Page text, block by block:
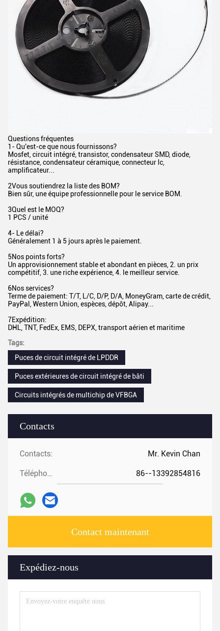
Contacts
Contacts: Mr. Kevin Chan
Téléphone: 86--13392854816
Contact maintenant
Expédiez-nous
Questions fréquentes
1- Qu'est-ce que nous fournissons?
Mosfet, circuit intégré, transistor, condensateur SMD, diode,
résistance, condensateur céramique, connecteur Ic,
amplificateur...
2Vous soutiendrez la liste des BOM?
Bien sûr, une équipe professionnelle pour le service BOM.
3Quel est le MOQ?
1 PCS / unité
4- Le délai?
Généralement 1 à 5 jours après le paiement.
5Nos points forts?
Un approvisionnement stable et abondant en pièces, 2. un prix
compétitif, 3. une riche expérience, 4. le meilleur service.
6Nos services?
Terme de paiement: T/T, L/C, D/P, D/A, MoneyGram, carte de crédit,
PayPal, Western Union, espèces, dépôt, Alipay...
7Expédition:
DHL, TNT, FedEx, EMS, DEPX, transport aérien et maritime
Tags:
Puces de circuit intégré de LPDDR
Puces extérieures de circuit intégré de bâti
Circuits intégrés de multichip de VFBGA